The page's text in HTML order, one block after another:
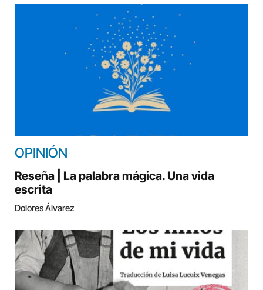
OPINIÓN
Reseña | La palabra mágica. Una vida
escrita
Dolores Álvarez